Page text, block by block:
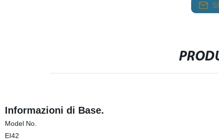
Informazioni di Base.
Model No.
EI42